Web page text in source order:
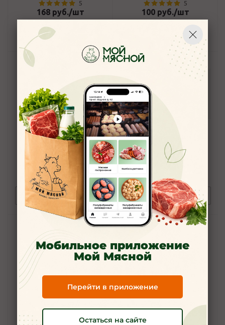
5
168 руб./шт
В корзину
5
100 руб./шт
Чипсы нори "СЭНДВИЧ" с
морской солью, ЧИМ-ЧИМ,
210руб.
Под заказ
Строганина куриная
классическая 70гр
Под заказ
Шарики Любятово
Кукурузные палочки
мальчиков 70 г
Мобильное приложение
Мой Мясной
Перейти в приложение
Остаться на сайте